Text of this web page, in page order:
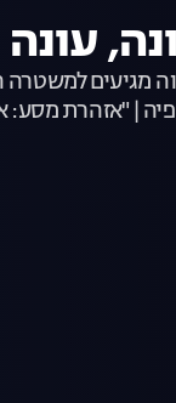
מזימות גדולות
מגיעים
| "אזהרת מסע: